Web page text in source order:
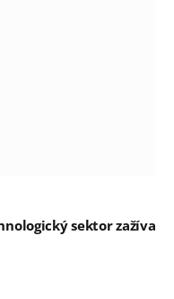
sektor zažíva